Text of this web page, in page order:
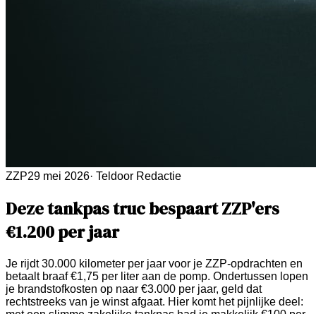
ZZP29 mei 2026· Teldoor Redactie
Deze tankpas truc bespaart ZZP'ers
€1.200 per jaar
Je rijdt 30.000 kilometer per jaar voor je ZZP-opdrachten en
betaalt braaf €1,75 per liter aan de pomp. Ondertussen lopen
je brandstofkosten op naar €3.000 per jaar, geld dat
rechtstreeks van je winst afgaat. Hier komt het pijnlijke deel: